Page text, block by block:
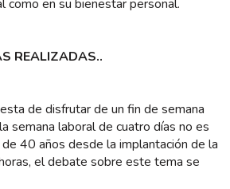
como en su bienestar personal.
REALIZADAS..
de disfrutar de un fin de semana
semana laboral de cuatro días no es
40 años desde la implantación de la
el debate sobre este tema se